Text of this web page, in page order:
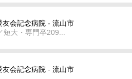
友会記念病院 - 流山市
大・専門卒209...
友会記念病院 - 流山市